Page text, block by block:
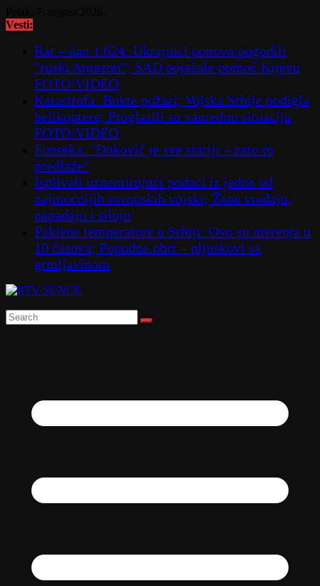
to
Vesti:
Rat – dan 1.624: Ukrajinci ponovo pogodili
"ruski Amazon"; SAD pojačale pomoć Kijevu
FOTO/VIDEO
Katastrofa: Bukte požari; Vojska Srbije podigla
helikoptere; Proglasili su vanrednu situaciju
FOTO/VIDEO
Fonseka: "Đoković je sve stariji – zato to
predlaže"
Isplivali uznemirujući podaci iz jedne od
najmoćnijih evropskih vojski; Žene vređaju,
napadaju i siluju
Paklene temperature u Srbiji: Ovo su merenja u
10 časova; Popodne obrt – pljuskovi sa
grmljavinom